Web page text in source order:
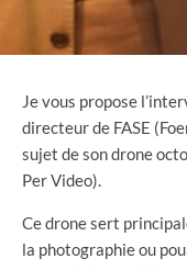
Je vous propose
directeur de FASE
sujet de son drone
Per Video).
Ce drone sert
la photographie ou